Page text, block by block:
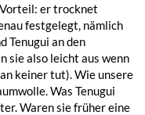
er trocknet
festgelegt, nämlich
Tenugui an den
sie also leicht aus wenn
keiner tut). Wie unsere
Was Tenugui
Waren sie früher eine